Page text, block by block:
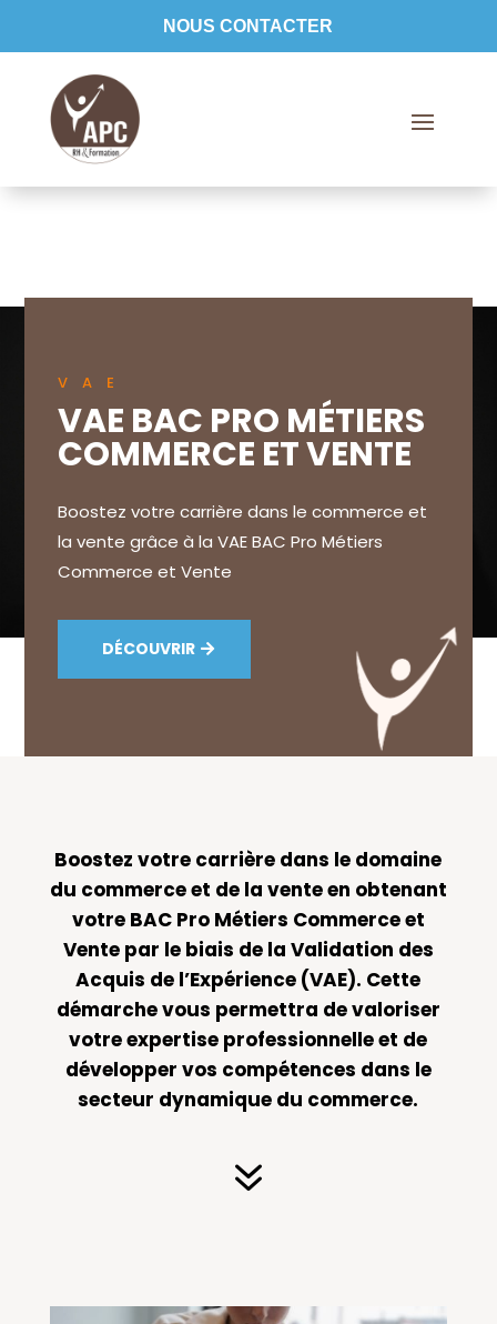
NOUS CONTACTER
VAE
VAE BAC PRO MÉTIERS
COMMERCE ET VENTE
Boostez votre carrière dans le commerce et
la vente grâce à la VAE BAC Pro Métiers
Commerce et Vente
DÉCOUVRIR
Boostez votre carrière dans le domaine
du commerce et de la vente en obtenant
votre BAC Pro Métiers Commerce et
Vente par le biais de la Validation des
Acquis de l’Expérience (VAE). Cette
démarche vous permettra de valoriser
votre expertise professionnelle et de
développer vos compétences dans le
secteur dynamique du commerce.
7